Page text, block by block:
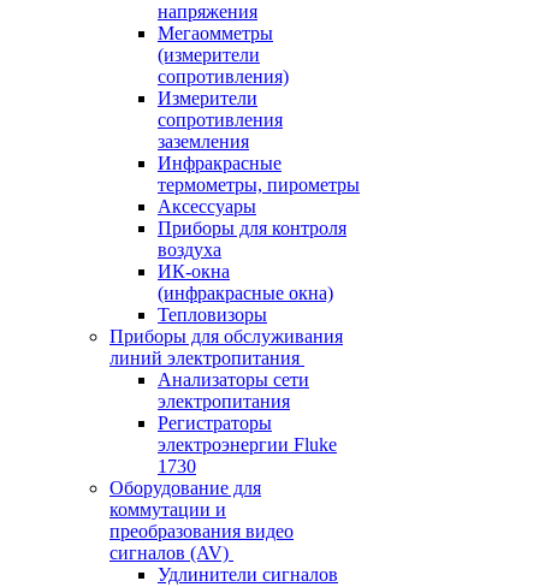
напряжения
Мегаомметры
(измерители
сопротивления)
Измерители
сопротивления
заземления
Инфракрасные
термометры, пирометры
Аксессуары
Приборы для контроля
воздуха
ИК-окна
(инфракрасные окна)
Тепловизоры
Приборы для обслуживания
линий электропитания
Анализаторы сети
электропитания
Регистраторы
электроэнергии Fluke
1730
Оборудование для
коммутации и
преобразования видео
сигналов (AV)
Удлинители сигналов